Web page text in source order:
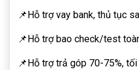
📌Hỗ trợ vay bank, thủ tục
📌Hỗ trợ bao check/test
📌Hỗ trợ trả góp 70-75%,